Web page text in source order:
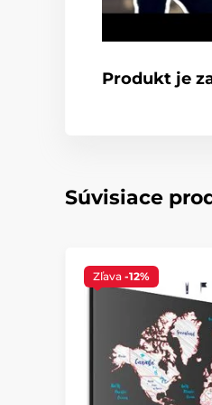
Produkt je
Súvisiace
Zľava -12%